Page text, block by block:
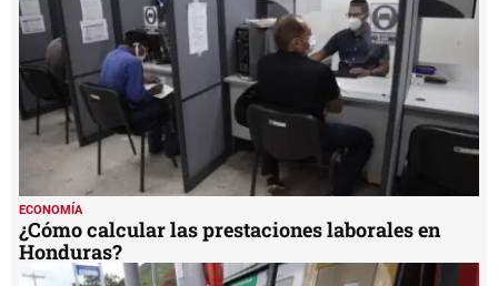
ECONOMÍA
¿Cómo calcular las prestaciones laborales en
Honduras?